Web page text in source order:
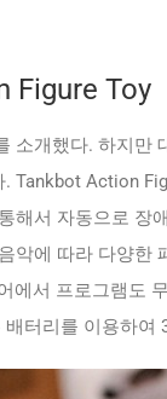
Figure Toy
소개했다. 하지만
Tankbot Action
해서 자동으로 장
악에 따라 다양한
에서 프로그램도
터리를 이용하여